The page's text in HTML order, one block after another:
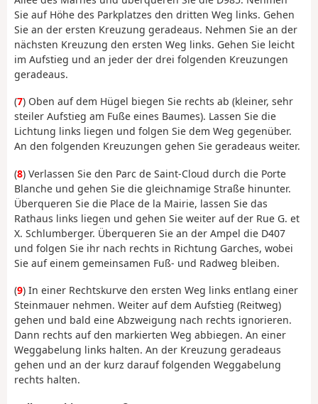
Sie auf Höhe des Parkplatzes den dritten Weg links. Gehen
Sie an der ersten Kreuzung geradeaus. Nehmen Sie an der
nächsten Kreuzung den ersten Weg links. Gehen Sie leicht
im Aufstieg und an jeder der drei folgenden Kreuzungen
geradeaus.
(7) Oben auf dem Hügel biegen Sie rechts ab (kleiner, sehr
steiler Aufstieg am Fuße eines Baumes). Lassen Sie die
Lichtung links liegen und folgen Sie dem Weg gegenüber.
An den folgenden Kreuzungen gehen Sie geradeaus weiter.
(8) Verlassen Sie den Parc de Saint-Cloud durch die Porte
Blanche und gehen Sie die gleichnamige Straße hinunter.
Überqueren Sie die Place de la Mairie, lassen Sie das
Rathaus links liegen und gehen Sie weiter auf der Rue G. et
X. Schlumberger. Überqueren Sie an der Ampel die D407
und folgen Sie ihr nach rechts in Richtung Garches, wobei
Sie auf einem gemeinsamen Fuß- und Radweg bleiben.
(9) In einer Rechtskurve den ersten Weg links entlang einer
Steinmauer nehmen. Weiter auf dem Aufstieg (Reitweg)
gehen und bald eine Abzweigung nach rechts ignorieren.
Dann rechts auf den markierten Weg abbiegen. An einer
Weggabelung links halten. An der Kreuzung geradeaus
gehen und an der kurz darauf folgenden Weggabelung
rechts halten.